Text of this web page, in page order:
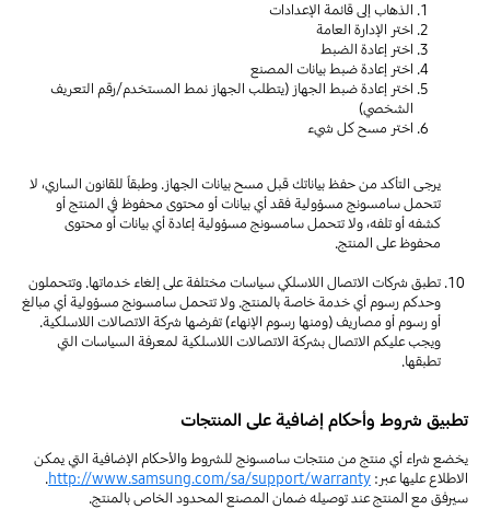
الذهاب إلى قائمة الإعدادات
اختر الإدارة العامة
اختر إعادة الضبط
اختر إعادة ضبط بيانات المصنع
اختر إعادة ضبط الجهاز (يتطلب الجهاز نمط المستخدم/رقم التعريف
الشخصي)
اختر مسح كل شيء
يرجى التأكد من حفظ بياناتك قبل مسح بيانات الجهاز. وطبقاً للقانون الساري، لا
تتحمل سامسونج مسؤولية فقد أي بيانات أو محتوى محفوظ في المنتج أو
كشفه أو تلفه، ولا تتحمل سامسونج مسؤولية إعادة أي بيانات أو محتوى
محفوظ على المنتج.
تطبق شركات الاتصال اللاسلكي سياسات مختلفة على إلغاء خدماتها. وتتحملون
وحدكم رسوم أي خدمة خاصة بالمنتج. ولا تتحمل سامسونج مسؤولية أي مبالغ
أو رسوم أو مصاريف (ومنها رسوم الإنهاء) تفرضها شركة الاتصالات اللاسلكية.
ويجب عليكم الاتصال بشركة الاتصالات اللاسلكية لمعرفة السياسات التي
تطبقها.
تطبيق شروط وأحكام إضافية على المنتجات
يخضع شراء أي منتج من منتجات سامسونج للشروط والأحكام الإضافية التي يمكن
الاطلاع عليها عبر: http://www.samsung.com/sa/support/warranty
.
سيرفق مع المنتج عند توصيله ضمان المصنع المحدود الخاص بالمنتج.